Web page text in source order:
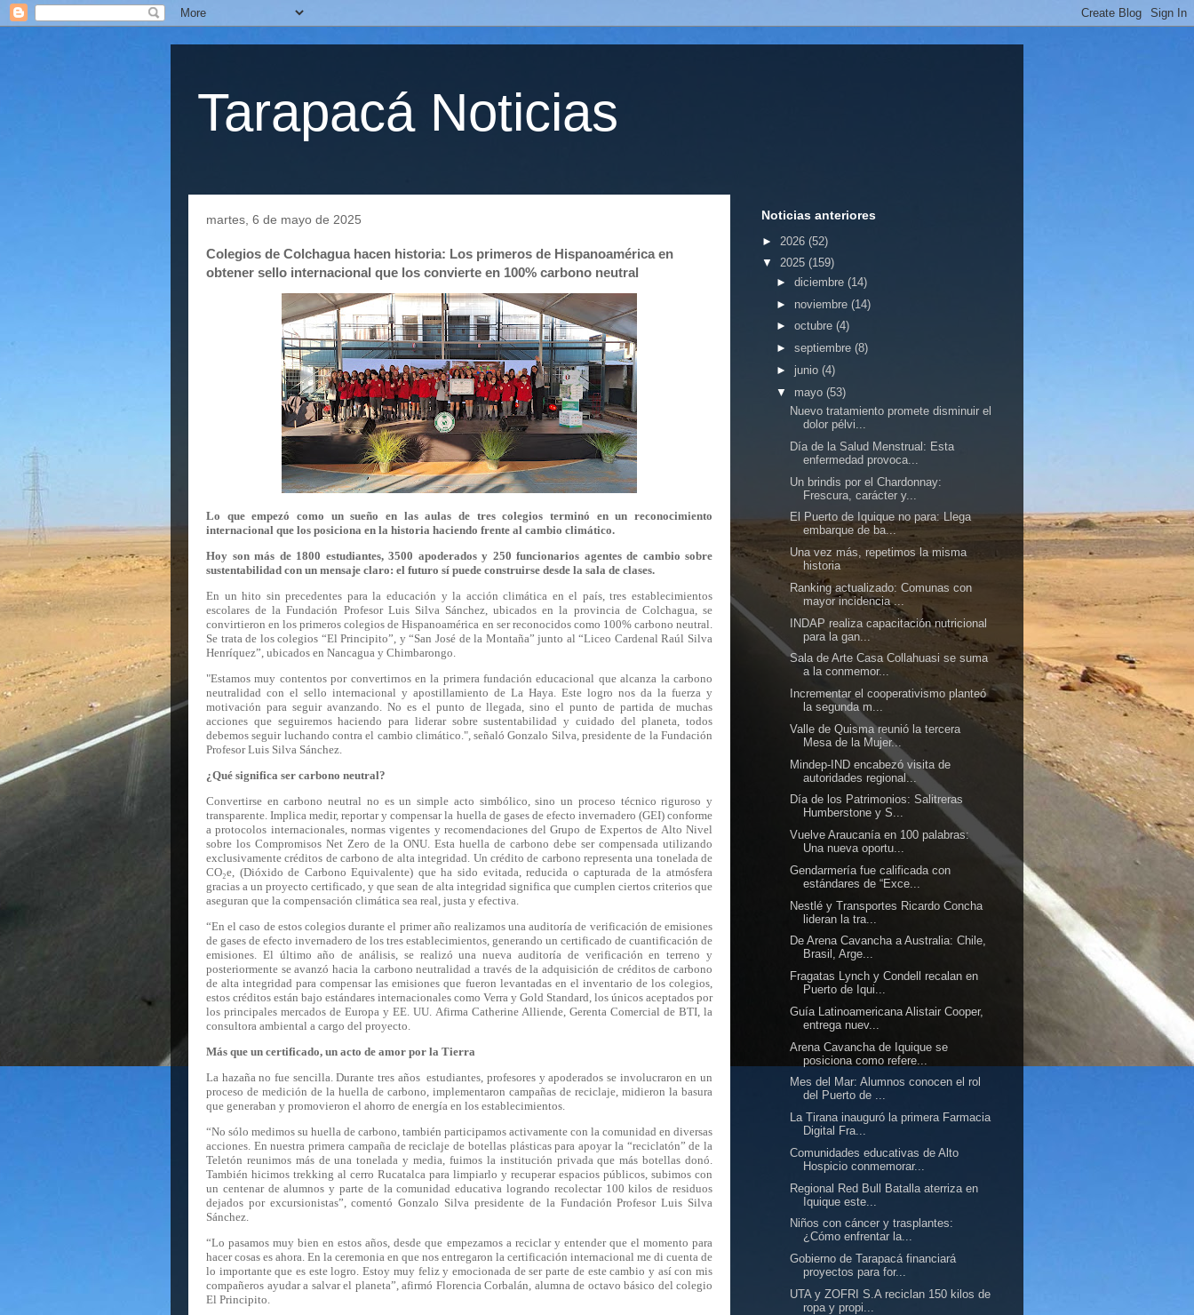
Tarapacá Noticias
martes, 6 de mayo de 2025
Colegios de Colchagua hacen historia: Los primeros de Hispanoamérica en
obtener sello internacional que los convierte en 100% carbono neutral
Lo que empezó como un sueño en las aulas de tres colegios terminó en un reconocimiento
internacional que los posiciona en la historia haciendo frente al cambio climático.
Hoy son más de 1800 estudiantes, 3500 apoderados y 250 funcionarios agentes de cambio sobre
sustentabilidad con un mensaje claro: el futuro sí puede construirse desde la sala de clases.
En un hito sin precedentes para la educación y la acción climática en el país, tres establecimientos
escolares de la Fundación Profesor Luis Silva Sánchez, ubicados en la provincia de Colchagua, se
convirtieron en los primeros colegios de Hispanoamérica en ser reconocidos como 100% carbono neutral.
Se trata de los colegios “El Principito”, y “San José de la Montaña” junto al “Liceo Cardenal Raúl Silva
Henríquez”, ubicados en Nancagua y Chimbarongo.
"Estamos muy contentos por convertirnos en la primera fundación educacional que alcanza la carbono
neutralidad con el sello internacional y apostillamiento de La Haya. Este logro nos da la fuerza y
motivación para seguir avanzando. No es el punto de llegada, sino el punto de partida de muchas
acciones que seguiremos haciendo para liderar sobre sustentabilidad y cuidado del planeta, todos
debemos seguir luchando contra el cambio climático.", señaló Gonzalo Silva,presidente de la Fundación
Profesor Luis Silva Sánchez.
¿Qué significa ser carbono neutral?
Convertirse en carbono neutral no es un simple acto simbólico, sino un proceso técnico riguroso y
transparente. Implica medir, reportar y compensar la huella de gases de efecto invernadero (GEI) conforme
a protocolos internacionales, normas vigentes y recomendaciones del Grupo de Expertos de Alto Nivel
sobre los Compromisos Net Zero de la ONU. Esta huella de carbono debe ser compensada utilizando
exclusivamente créditos de carbono de alta integridad. Un crédito de carbono representa una tonelada de
CO₂e, (Dióxido de Carbono Equivalente) que ha sido evitada, reducida o capturada de la atmósfera
gracias a un proyecto certificado, y que sean de alta integridad significa que cumplen ciertos criterios que
aseguran que la compensación climática sea real, justa y efectiva.
“En el caso de estos colegios durante el primer año realizamos una auditoría de verificación de emisiones
de gases de efecto invernadero de los tres establecimientos, generando un certificado de cuantificación de
emisiones. El último año de análisis, se realizó una nueva auditoría de verificación en terreno y
posteriormente se avanzó hacia la carbono neutralidad a través de la adquisición de créditos de carbono
de alta integridad para compensar las emisiones que fueron levantadas en el inventario de los colegios,
estos créditos están bajo estándares internacionales como Verra y Gold Standard, los únicos aceptados por
los principales mercados de Europa y EE. UU. Afirma Catherine Alliende, Gerenta Comercial de BTI, la
consultora ambiental a cargo del proyecto.
Más que un certificado, un acto de amor por la Tierra
La hazaña no fue sencilla. Durante tres años estudiantes, profesores y apoderados se involucraron en un
proceso de medición de la huella de carbono, implementaron campañas de reciclaje, midieron la basura
que generaban y promovieron el ahorro de energía en los establecimientos.
“No sólo medimos su huella de carbono, también participamos activamente con la comunidad en diversas
acciones. En nuestra primera campaña de reciclaje de botellas plásticas para apoyar la “reciclatón” de la
Teletón reunimos más de una tonelada y media, fuimos la institución privada que más botellas donó.
También hicimos trekking al cerro Rucatalca para limpiarlo y recuperar espacios públicos, subimos con
un centenar de alumnos y parte de la comunidad educativa logrando recolectar 100 kilos de residuos
dejados por excursionistas”, comentó Gonzalo Silva presidente de la Fundación Profesor Luis Silva
Sánchez.
“Lo pasamos muy bien en estos años, desde que empezamos a reciclar y entender que el momento para
hacer cosas es ahora. En la ceremonia en que nos entregaron la certificación internacional me di cuenta de
lo importante que es este logro. Estoy muy feliz y emocionada de ser parte de este cambio y así con mis
compañeros ayudar a salvar el planeta”, afirmó Florencia Corbalán, alumna de octavo básico del colegio
El Principito.
Noticias anteriores
► 2026 (52)
▼ 2025 (159)
► diciembre (14)
► noviembre (14)
► octubre (4)
► septiembre (8)
► junio (4)
▼ mayo (53)
Nuevo tratamiento promete disminuir el
dolor pélvi...
Día de la Salud Menstrual: Esta
enfermedad provoca...
Un brindis por el Chardonnay:
Frescura, carácter y...
El Puerto de Iquique no para: Llega
embarque de ba...
Una vez más, repetimos la misma
historia
Ranking actualizado: Comunas con
mayor incidencia ...
INDAP realiza capacitación nutricional
para la gan...
Sala de Arte Casa Collahuasi se suma
a la conmemor...
Incrementar el cooperativismo planteó
la segunda m...
Valle de Quisma reunió la tercera
Mesa de la Mujer...
Mindep-IND encabezó visita de
autoridades regional...
Día de los Patrimonios: Salitreras
Humberstone y S...
Vuelve Araucanía en 100 palabras:
Una nueva oportu...
Gendarmería fue calificada con
estándares de “Exce...
Nestlé y Transportes Ricardo Concha
lideran la tra...
De Arena Cavancha a Australia: Chile,
Brasil, Arge...
Fragatas Lynch y Condell recalan en
Puerto de Iqui...
Guía Latinoamericana Alistair Cooper,
entrega nuev...
Arena Cavancha de Iquique se
posiciona como refere...
Mes del Mar: Alumnos conocen el rol
del Puerto de ...
La Tirana inauguró la primera Farmacia
Digital Fra...
Comunidades educativas de Alto
Hospicio conmemorar...
Regional Red Bull Batalla aterriza en
Iquique este...
Niños con cáncer y trasplantes:
¿Cómo enfrentar la...
Gobierno de Tarapacá financiará
proyectos para for...
UTA y ZOFRI S.A reciclan 150 kilos de
ropa y propi...